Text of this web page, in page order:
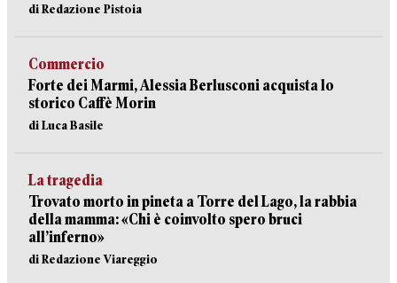
di Redazione Pistoia
Commercio
Forte dei Marmi, Alessia Berlusconi acquista lo
storico Caffè Morin
di Luca Basile
La tragedia
Trovato morto in pineta a Torre del Lago, la rabbia
della mamma: «Chi è coinvolto spero bruci
all’inferno»
di Redazione Viareggio